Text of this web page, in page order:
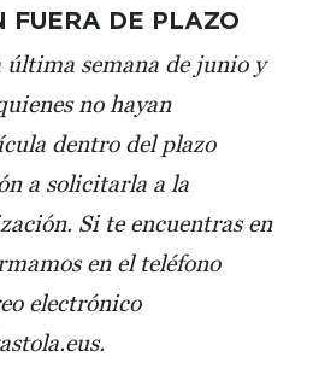
FUERA DE PLAZO
última semana de junio y
no hayan
dentro del plazo
a solicitarla a la
Si te encuentras en
en el teléfono
electrónico